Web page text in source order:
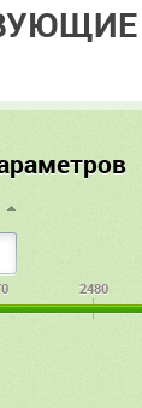
2480